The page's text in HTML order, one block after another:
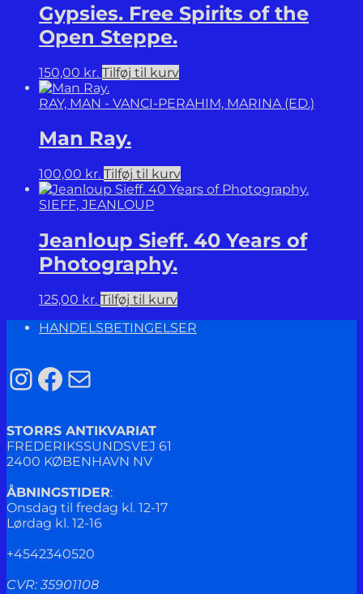
Gypsies. Free Spirits of the
Open Steppe.
150,00 kr. Tilføj til kurv
RAY, MAN - VANCI-PERAHIM, MARINA (ED.)
Man Ray.
100,00 kr. Tilføj til kurv
SIEFF, JEANLOUP
Jeanloup Sieff. 40 Years of
Photography.
125,00 kr. Tilføj til kurv
HANDELSBETINGELSER
Instagram
Facebook
Mail
STORRS ANTIKVARIAT
FREDERIKSSUNDSVEJ 61
2400 KØBENHAVN NV
ÅBNINGSTIDER:
Onsdag til fredag kl. 12-17
Lørdag kl. 12-16
+4542340520
CVR: 35901108